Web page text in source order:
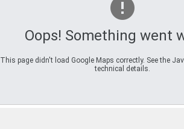
Oops! Something went
This page didn't load Google Maps correctly. See the
technical details.